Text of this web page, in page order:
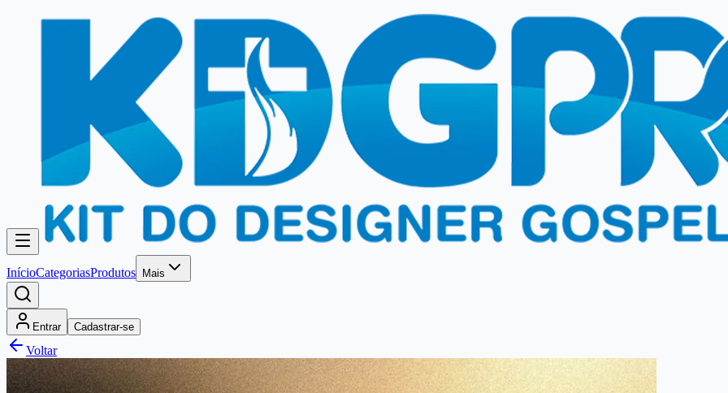
InícioCategoriasProdutos Mais
Entrar Cadastrar-se
Voltar